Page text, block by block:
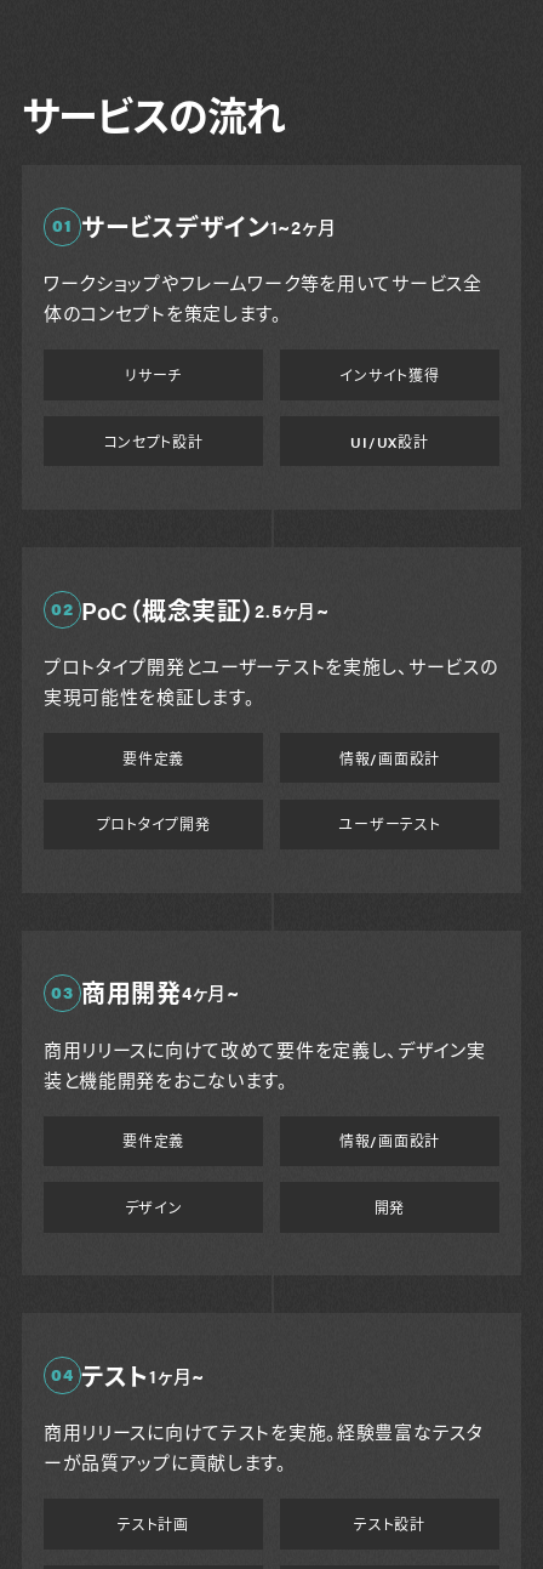
サービスの流れ
01 サービスデザイン1~2ヶ月
ワークショップやフレームワーク等を用いてサービス全
体のコンセプトを策定します。
リサーチ インサイト獲得
コンセプト設計 UI/UX設計
02 PoC（概念実証）2.5ヶ月~
プロトタイプ開発とユーザーテストを実施し、サービスの
実現可能性を検証します。
要件定義 情報/画面設計
プロトタイプ開発 ユーザーテスト
03 商用開発4ヶ月~
商用リリースに向けて改めて要件を定義し、デザイン実
装と機能開発をおこないます。
要件定義 情報/画面設計
デザイン 開発
04 テスト1ヶ月~
商用リリースに向けてテストを実施。経験豊富なテスタ
ーが品質アップに貢献します。
テスト計画 テスト設計